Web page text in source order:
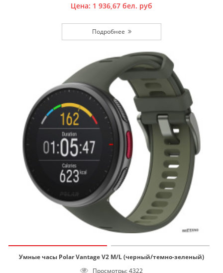
Цена: 1 936,67 бел. руб
Умные часы Polar Vantage V2 M/L (черный/темно-зеленый)
Просмотры: 4322